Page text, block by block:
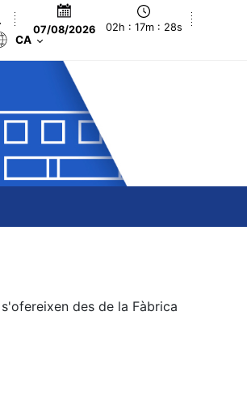
07/08/2026 02h : 17m : 28s
CA
des de la Fàbrica